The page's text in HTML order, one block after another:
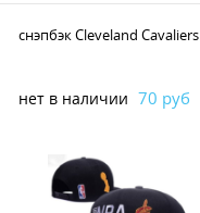
снэпбэк Cleveland Cavaliers
нет в наличии 70 руб